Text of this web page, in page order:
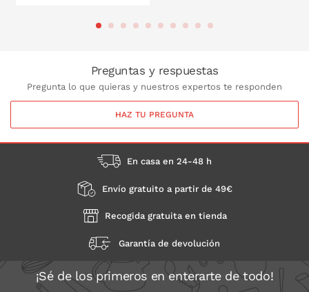
Preguntas y respuestas
Pregunta lo que quieras y nuestros expertos te responden
HAZ TU PREGUNTA
En casa en 24-48 h
Envío gratuito a partir de 49€
Recogida gratuita en tienda
Garantía de devolución
¡Sé de los primeros en enterarte de todo!